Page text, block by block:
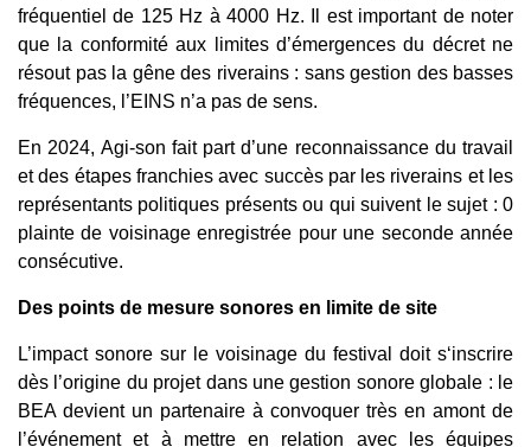
fréquentiel de 125 Hz à 4000 Hz. Il est important de noter
que la conformité aux limites d’émergences du décret ne
résout pas la gêne des riverains : sans gestion des basses
fréquences, l’EINS n’a pas de sens.
En 2024, Agi-son fait part d’une reconnaissance du travail
et des étapes franchies avec succès par les riverains et les
représentants politiques présents ou qui suivent le sujet : 0
plainte de voisinage enregistrée pour une seconde année
consécutive.
Des points de mesure sonores en limite de site
L’impact sonore sur le voisinage du festival doit s‘inscrire
dès l’origine du projet dans une gestion sonore globale : le
BEA devient un partenaire à convoquer très en amont de
l’événement et à mettre en relation avec les équipes